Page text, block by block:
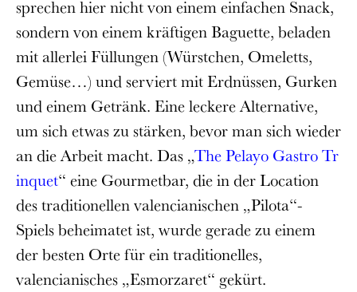
sprechen hier nicht von einem einfachen Snack,
sondern von einem kräftigen Baguette, beladen
mit allerlei Füllungen (Würstchen, Omeletts,
Gemüse…) und serviert mit Erdnüssen, Gurken
und einem Getränk. Eine leckere Alternative,
um sich etwas zu stärken, bevor man sich wieder
an die Arbeit macht. Das „The Pelayo Gastro Tr
inquet“ eine Gourmetbar, die in der Location
des traditionellen valencianischen „Pilota“-
Spiels beheimatet ist, wurde gerade zu einem
der besten Orte für ein traditionelles,
valencianisches „Esmorzaret“ gekürt.